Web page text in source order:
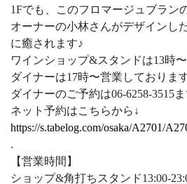
1Fでも、このフロマージュブラン
オーナーの小林さんがデザインし
に癒されます♪
ワインショップ&スタンドは13時〜
ダイナーは17時〜営業しております
ダイナーのご予約は06-6258-3515ま
ネット予約はこちらから↓
https://s.tabelog.com/osaka/A2701/
.
【営業時間】
ショップ&角打ちスタンド13:00-